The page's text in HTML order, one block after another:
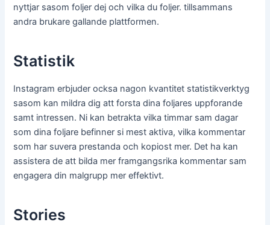
nyttjar sasom foljer dej och vilka du foljer. tillsammans
andra brukare gallande plattformen.
Statistik
Instagram erbjuder ocksa nagon kvantitet statistikverktyg
sasom kan mildra dig att forsta dina foljares uppforande
samt intressen. Ni kan betrakta vilka timmar sam dagar
som dina foljare befinner si mest aktiva, vilka kommentar
som har suvera prestanda och kopiost mer. Det ha kan
assistera de att bilda mer framgangsrika kommentar sam
engagera din malgrupp mer effektivt.
Stories